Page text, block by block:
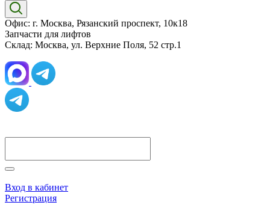
Офис: г. Москва, Рязанский проспект, 10к18
Запчасти для лифтов
Склад: Москва, ул. Верхние Поля, 52 стр.1
Вход в кабинет
Регистрация